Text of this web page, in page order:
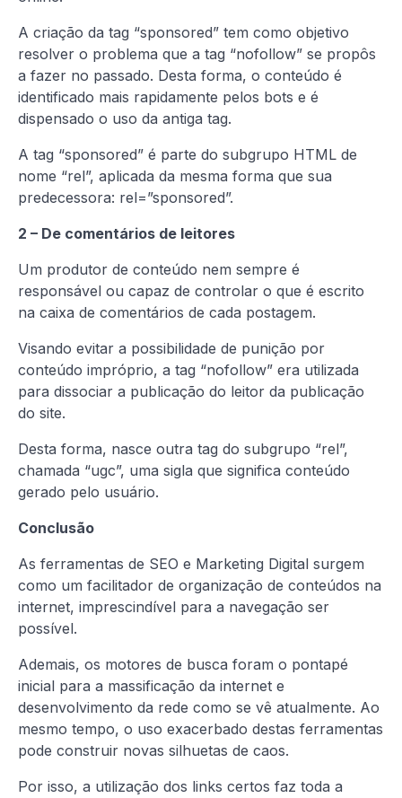
A criação da tag “sponsored” tem como objetivo
resolver o problema que a tag “nofollow” se propôs
a fazer no passado. Desta forma, o conteúdo é
identificado mais rapidamente pelos bots e é
dispensado o uso da antiga tag.
A tag “sponsored” é parte do subgrupo HTML de
nome “rel”, aplicada da mesma forma que sua
predecessora: rel=”sponsored”.
2 – De comentários de leitores
Um produtor de conteúdo nem sempre é
responsável ou capaz de controlar o que é escrito
na caixa de comentários de cada postagem.
Visando evitar a possibilidade de punição por
conteúdo impróprio, a tag “nofollow” era utilizada
para dissociar a publicação do leitor da publicação
do site.
Desta forma, nasce outra tag do subgrupo “rel”,
chamada “ugc”, uma sigla que significa conteúdo
gerado pelo usuário.
Conclusão
As ferramentas de SEO e Marketing Digital surgem
como um facilitador de organização de conteúdos na
internet, imprescindível para a navegação ser
possível.
Ademais, os motores de busca foram o pontapé
inicial para a massificação da internet e
desenvolvimento da rede como se vê atualmente. Ao
mesmo tempo, o uso exacerbado destas ferramentas
pode construir novas silhuetas de caos.
Por isso, a utilização dos links certos faz toda a